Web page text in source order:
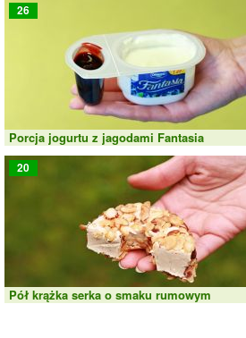
26
Porcja jogurtu z jagodami Fantasia
20
Pół krążka serka o smaku rumowym